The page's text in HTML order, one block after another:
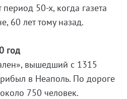
50-х, когда газета
60 лет тому назад.
год
вышедший с 1315
в Неаполь. По дороге
750 человек.